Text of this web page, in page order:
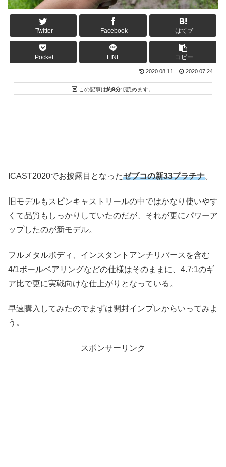
Twitter Facebook はてブ
Pocket LINE コピー
2020.08.11 2020.07.24
この記事は約9分で読めます。
ICAST2020でお披露目となったゼブコの新33プラチナ。
旧モデルもスピンキャストリールの中ではかなり使いやす
くて品質もしっかりしていたのだが、それが更にパワーア
ップしたのが新モデル。
フルメタルボディ、インスタントアンチリバースを含む
4/1ボールベアリングなどの仕様はそのままに、4.7:1のギ
ア比で更に実戦向けな仕上がりとなっている。
早速購入してみたのでまずは開封インプレからいってみよ
う。
スポンサーリンク